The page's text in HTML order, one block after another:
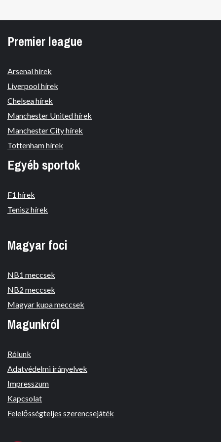
Premier league
Arsenal hírek
Liverpool hírek
Chelsea hírek
Manchester United hírek
Manchester City hírek
Tottenham hírek
Egyéb sportok
F1 hírek
Tenisz hírek
Magyar foci
NB1 meccsek
NB2 meccsek
Magyar kupa meccsek
Magunkról
Rólunk
Adatvédelmi irányelvek
Impresszum
Kapcsolat
Felelősségteljes szerencsejáték